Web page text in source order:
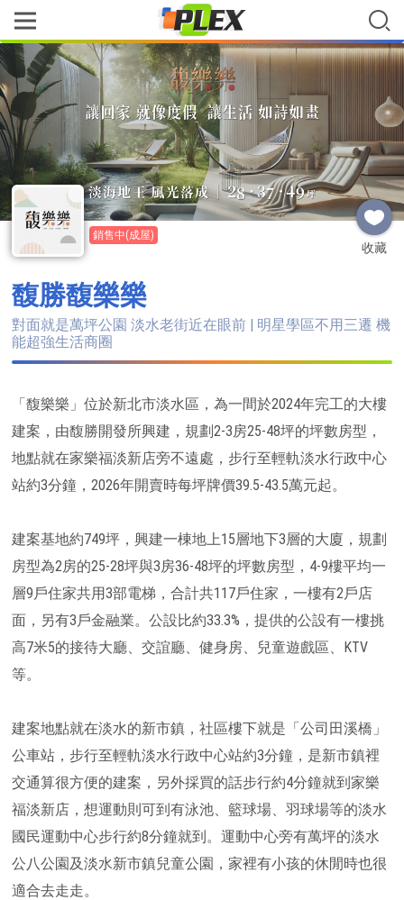
收藏
銷售中(成屋)
馥勝馥樂樂
對面就是萬坪公園 淡水老街近在眼前 | 明星學區不用三遷 機
能超強生活商圈
「馥樂樂」位於新北市淡水區，為一間於2024年完工的大樓
建案，由馥勝開發所興建，規劃2-3房25-48坪的坪數房型，
地點就在家樂福淡新店旁不遠處，步行至輕軌淡水行政中心
站約3分鐘，2026年開賣時每坪牌價39.5-43.5萬元起。
建案基地約749坪，興建一棟地上15層地下3層的大廈，規劃
房型為2房的25-28坪與3房36-48坪的坪數房型，4-9樓平均一
層9戶住家共用3部電梯，合計共117戶住家，一樓有2戶店
面，另有3戶金融業。公設比約33.3%，提供的公設有一樓挑
高7米5的接待大廳、交誼廳、健身房、兒童遊戲區、KTV
等。
建案地點就在淡水的新市鎮，社區樓下就是「公司田溪橋」
公車站，步行至輕軌淡水行政中心站約3分鐘，是新市鎮裡
交通算很方便的建案，另外採買的話步行約4分鐘就到家樂
福淡新店，想運動則可到有泳池、籃球場、羽球場等的淡水
國民運動中心步行約8分鐘就到。運動中心旁有萬坪的淡水
公八公園及淡水新市鎮兒童公園，家裡有小孩的休閒時也很
適合去走走。